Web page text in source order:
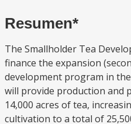
Resumen*
The Smallholder Tea
finance the expansion
development program in
will provide production and
14,000 acres of tea,
cultivation to a total of